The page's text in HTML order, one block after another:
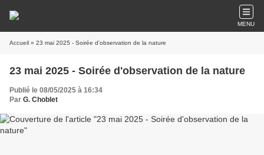
MENU
Accueil » 23 mai 2025 - Soirée d'observation de la nature
23 mai 2025 - Soirée d'observation de la nature
Publié le 08/05/2025 à 16:34
Par G. Choblet